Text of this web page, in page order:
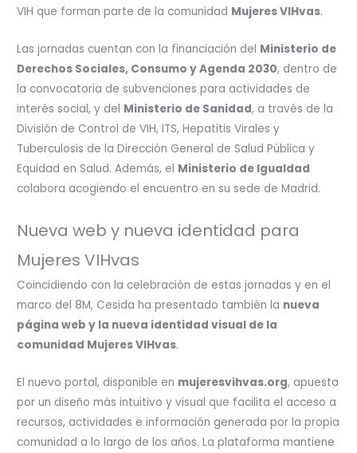
VIH que forman parte de la comunidad Mujeres VIHvas.
Las jornadas cuentan con la financiación del Ministerio de
Derechos Sociales, Consumo y Agenda 2030, dentro de
la convocatoria de subvenciones para actividades de
interés social, y del Ministerio de Sanidad, a través de la
División de Control de VIH, ITS, Hepatitis Virales y
Tuberculosis de la Dirección General de Salud Pública y
Equidad en Salud. Además, el Ministerio de Igualdad
colabora acogiendo el encuentro en su sede de Madrid.
Nueva web y nueva identidad para
Mujeres VIHvas
Coincidiendo con la celebración de estas jornadas y en el
marco del 8M, Cesida ha presentado también la nueva
página web y la nueva identidad visual de la
comunidad Mujeres VIHvas.
El nuevo portal, disponible en mujeresvihvas.org, apuesta
por un diseño más intuitivo y visual que facilita el acceso a
recursos, actividades e información generada por la propia
comunidad a lo largo de los años. La plataforma mantiene